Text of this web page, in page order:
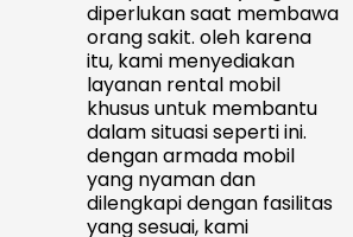
diperlukan saat membawa
orang sakit. oleh karena
itu, kami menyediakan
layanan rental mobil
khusus untuk membantu
dalam situasi seperti ini.
dengan armada mobil
yang nyaman dan
dilengkapi dengan fasilitas
yang sesuai, kami